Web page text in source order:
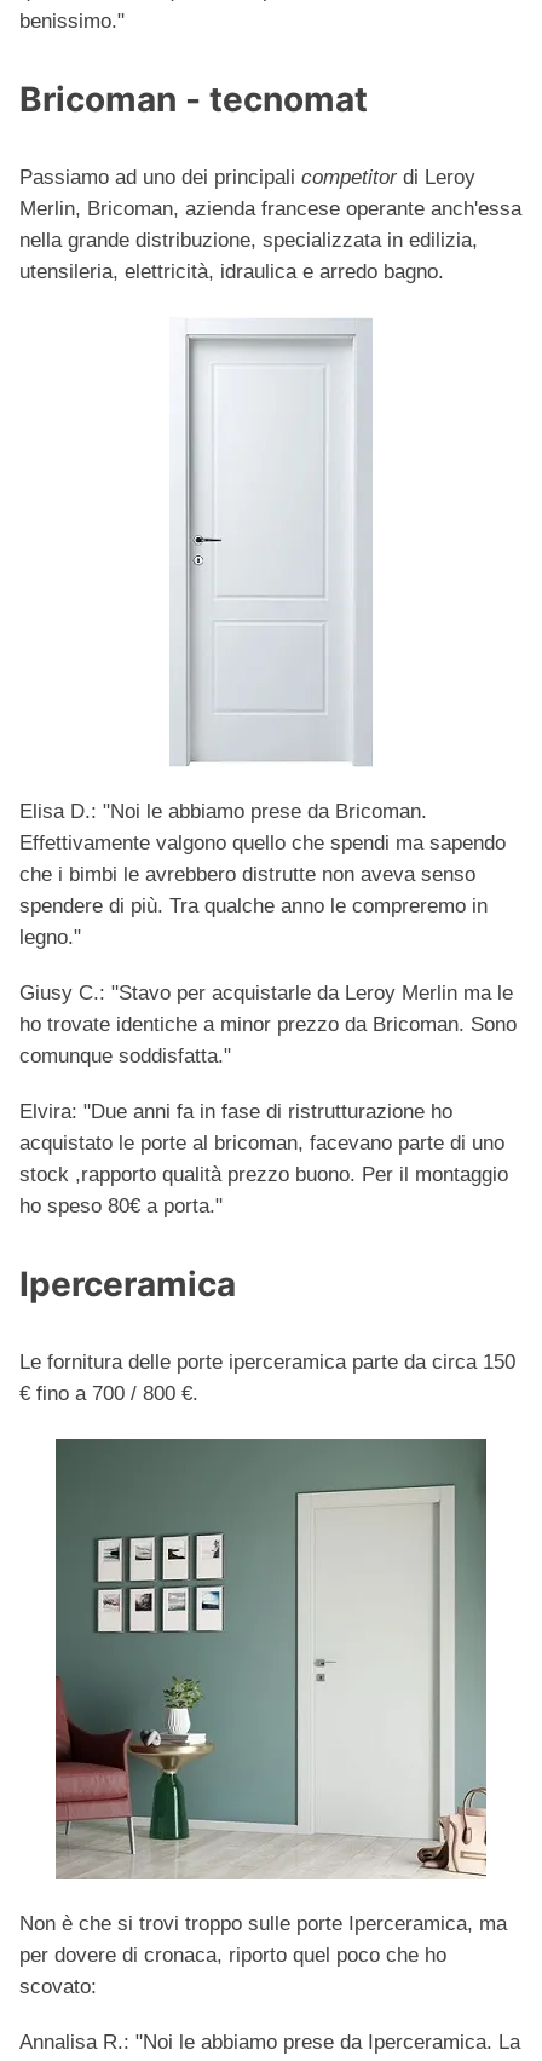
benissimo."
Bricoman - tecnomat
Passiamo ad uno dei principali competitor di Leroy
Merlin, Bricoman, azienda francese operante anch'essa
nella grande distribuzione, specializzata in edilizia,
utensileria, elettricità, idraulica e arredo bagno.
Elisa D.: "Noi le abbiamo prese da Bricoman.
Effettivamente valgono quello che spendi ma sapendo
che i bimbi le avrebbero distrutte non aveva senso
spendere di più. Tra qualche anno le compreremo in
legno."
Giusy C.: "Stavo per acquistarle da Leroy Merlin ma le
ho trovate identiche a minor prezzo da Bricoman. Sono
comunque soddisfatta."
Elvira: "Due anni fa in fase di ristrutturazione ho
acquistato le porte al bricoman, facevano parte di uno
stock ,rapporto qualità prezzo buono. Per il montaggio
ho speso 80€ a porta."
Iperceramica
Le fornitura delle porte iperceramica parte da circa 150
€ fino a 700 / 800 €.
Non è che si trovi troppo sulle porte Iperceramica, ma
per dovere di cronaca, riporto quel poco che ho
scovato:
Annalisa R.: "Noi le abbiamo prese da Iperceramica. La